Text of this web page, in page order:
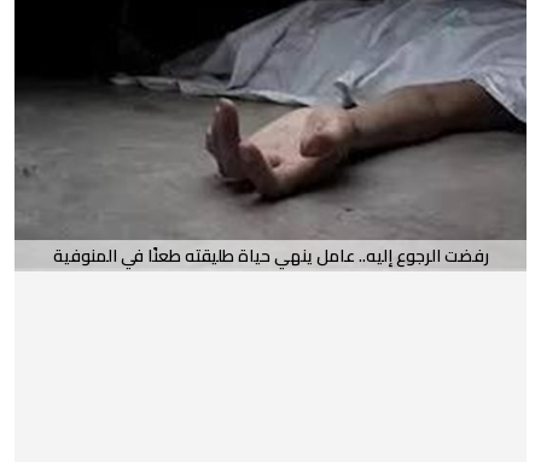
رفضت الرجوع إليه.. عامل ينهي حياة طليقته طعنًا في المنوفية